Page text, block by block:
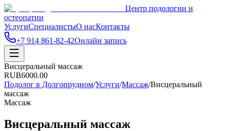
Центр подологии и
остеопатии
УслугиСпециалистыО насКонтакты
+7 914 861-82-42Онлайн запись
Висцеральный массаж
RUB6000.00
Подолог в Долгопрудном/Услуги/Массаж/Висцеральный
массаж
Массаж
Висцеральный массаж